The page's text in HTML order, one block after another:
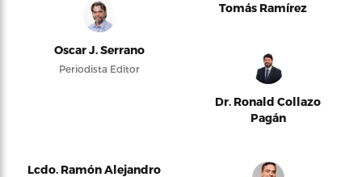
Oscar J. Serrano
Periodista Editor
Tomás Ramírez
Dr. Ronald Collazo
Pagán
Lcdo. Ramón Alejandro